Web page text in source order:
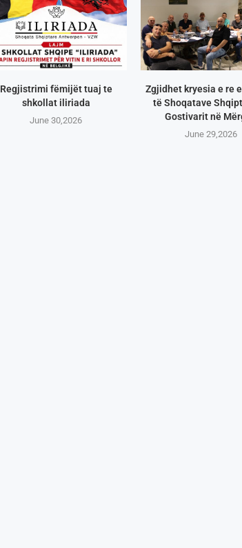
Regjistrimi fëmijët tuaj te
shkollat iliriada
June 30,2026
Zgjidhet kryesia e re
të Shoqatave
Gostivarit në
June 29,2026